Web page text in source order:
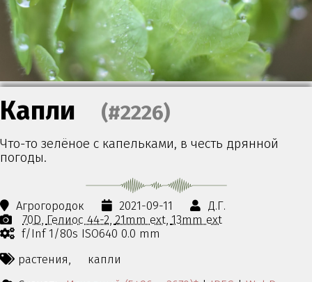
Капли (#2226)
Что-то зелёное с капельками, в честь дрянной
погоды.
Агрогородок 2021-09-11
Д.Г.
70D Гелиос 44-2 21mm ext 13mm ext
f/Inf 1/80s ISO640 0.0 mm
растения,
капли